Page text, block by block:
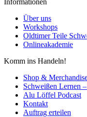
Über uns
Workshops
Oldtimer Teile
Onlineakademie
Komm ins Handeln!
Shop &
Schweißen Lernen
Alu Löffel Podcast
Kontakt
Auftrag erteilen